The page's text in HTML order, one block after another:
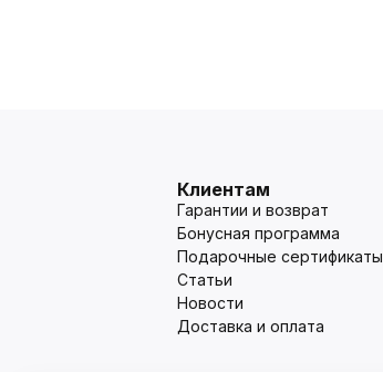
Клиентам
Гарантии и возврат
Бонусная программа
Подарочные сертификаты
Статьи
Новости
Доставка и оплата